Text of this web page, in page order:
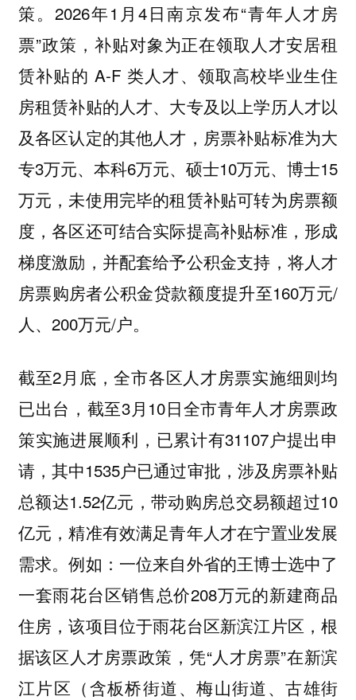
策。2026年1月4日南京发布“青年人才房
票”政策，补贴对象为正在领取人才安居租
赁补贴的 A-F 类人才、领取高校毕业生住
房租赁补贴的人才、大专及以上学历人才以
及各区认定的其他人才，房票补贴标准为大
专3万元、本科6万元、硕士10万元、博士15
万元，未使用完毕的租赁补贴可转为房票额
度，各区还可结合实际提高补贴标准，形成
梯度激励，并配套给予公积金支持，将人才
房票购房者公积金贷款额度提升至160万元/
人、200万元/户。
截至2月底，全市各区人才房票实施细则均
已出台，截至3月10日全市青年人才房票政
策实施进展顺利，已累计有31107户提出申
请，其中1535户已通过审批，涉及房票补贴
总额达1.52亿元，带动购房总交易额超过10
亿元，精准有效满足青年人才在宁置业发展
需求。例如：一位来自外省的王博士选中了
一套雨花台区销售总价208万元的新建商品
住房，该项目位于雨花台区新滨江片区，根
据该区人才房票政策，凭“人才房票”在新滨
江片区（含板桥街道、梅山街道、古雄街